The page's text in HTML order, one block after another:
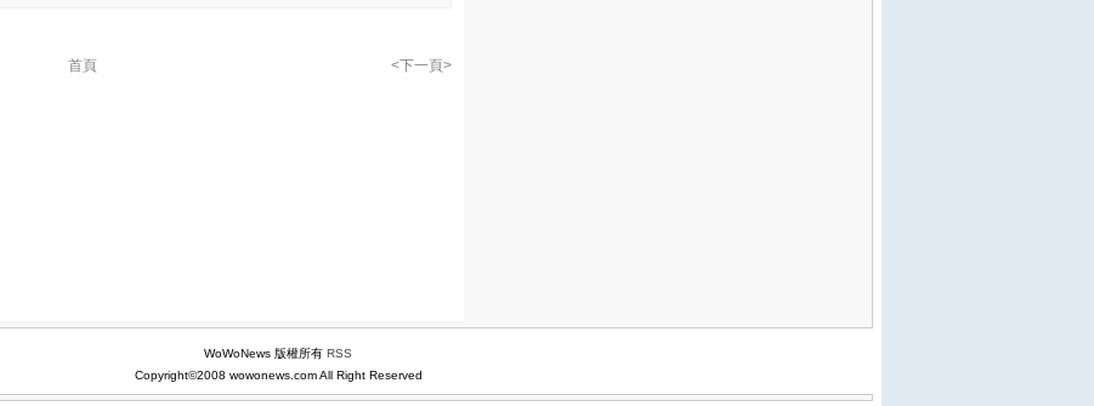
<下一頁>
首頁
WoWoNews 版權所有 RSS
Copyright©2008 wowonews.com All Right Reserved